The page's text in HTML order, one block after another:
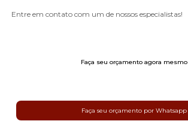
Entre em contato com um de nossos especialistas!
Faça seu orçamento agora mesmo
Faça seu orçamento por Whatsapp